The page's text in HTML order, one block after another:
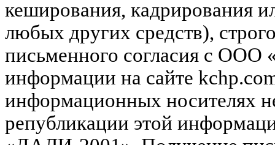
кеширования, кадрирования
любых других средств),
письменного согласия с
информации на сайте
информационных носителях
републикации этой